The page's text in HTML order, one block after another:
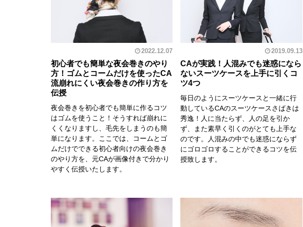
2022.12.07
初心者でも簡単な夜会巻きのやり
方！ゴムとコームだけを使ったCA
流崩れにくい夜会巻きの作り方を
伝授
夜会巻きを初心者でも簡単に作るコツ
はゴムを使うこと！そうすれば崩れに
くくなりますし、毛先をしまうのも簡
単になります。ここでは、コームとゴ
ムだけでできる初心者向けの夜会巻き
のやり方を、元CAが画像付きで分かり
やすく伝授いたします。
2019.09.13
CAが実践！人混みでも迷惑になら
ないスーツケースを上手に引くコ
ツ4つ
毎日のようにスーツケースと一緒に行
動しているCAのスーツケースさばきは
秀逸！人に当たらず、人の足を引か
ず、また素早く引くのがとても上手な
のです。人混みの中でも迷惑にならず
にゴロゴロすることができるコツを伝
授致します。